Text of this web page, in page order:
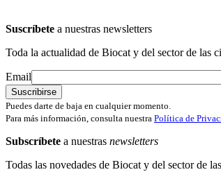
Suscríbete a nuestras newsletters
Toda la actualidad de Biocat y del sector de las
Email
Puedes darte de baja en cualquier momento.
Para más información, consulta nuestra Política de
Subscríbete a nuestras newsletters
Todas las novedades de Biocat y del sector de